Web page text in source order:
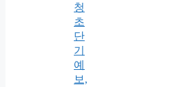
청
초
단
기
예
보,